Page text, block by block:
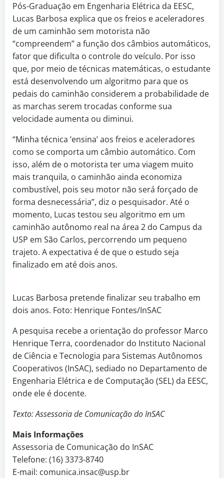
Pós-Graduação em Engenharia Elétrica da EESC,
Lucas Barbosa explica que os freios e aceleradores
de um caminhão sem motorista não
“compreendem” a função dos câmbios automáticos,
fator que dificulta o controle do veículo. Por isso
que, por meio de técnicas matemáticas, o estudante
está desenvolvendo um algoritmo para que os
pedais do caminhão considerem a probabilidade de
as marchas serem trocadas conforme sua
velocidade aumenta ou diminui.
“Minha técnica ‘ensina’ aos freios e aceleradores
como se comporta um câmbio automático. Com
isso, além de o motorista ter uma viagem muito
mais tranquila, o caminhão ainda economiza
combustível, pois seu motor não será forçado de
forma desnecessária”, diz o pesquisador. Até o
momento, Lucas testou seu algoritmo em um
caminhão autônomo real na área 2 do Campus da
USP em São Carlos, percorrendo um pequeno
trajeto. A expectativa é de que o estudo seja
finalizado em até dois anos.
Lucas Barbosa pretende finalizar seu trabalho em
dois anos. Foto: Henrique Fontes/InSAC
A pesquisa recebe a orientação do professor Marco
Henrique Terra, coordenador do Instituto Nacional
de Ciência e Tecnologia para Sistemas Autônomos
Cooperativos (InSAC), sediado no Departamento de
Engenharia Elétrica e de Computação (SEL) da EESC,
onde ele é docente.
Texto: Assessoria de Comunicação do InSAC
Mais Informações
Assessoria de Comunicação do InSAC
Telefone: (16) 3373-8740
E-mail: comunica.insac@usp.br